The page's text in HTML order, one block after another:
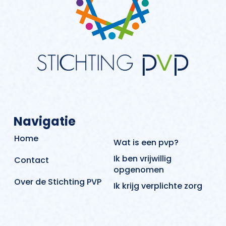
Navigatie
Home
Wat is een pvp?
Contact
Ik ben vrijwillig
opgenomen
Over de Stichting PVP
Ik krijg verplichte zorg